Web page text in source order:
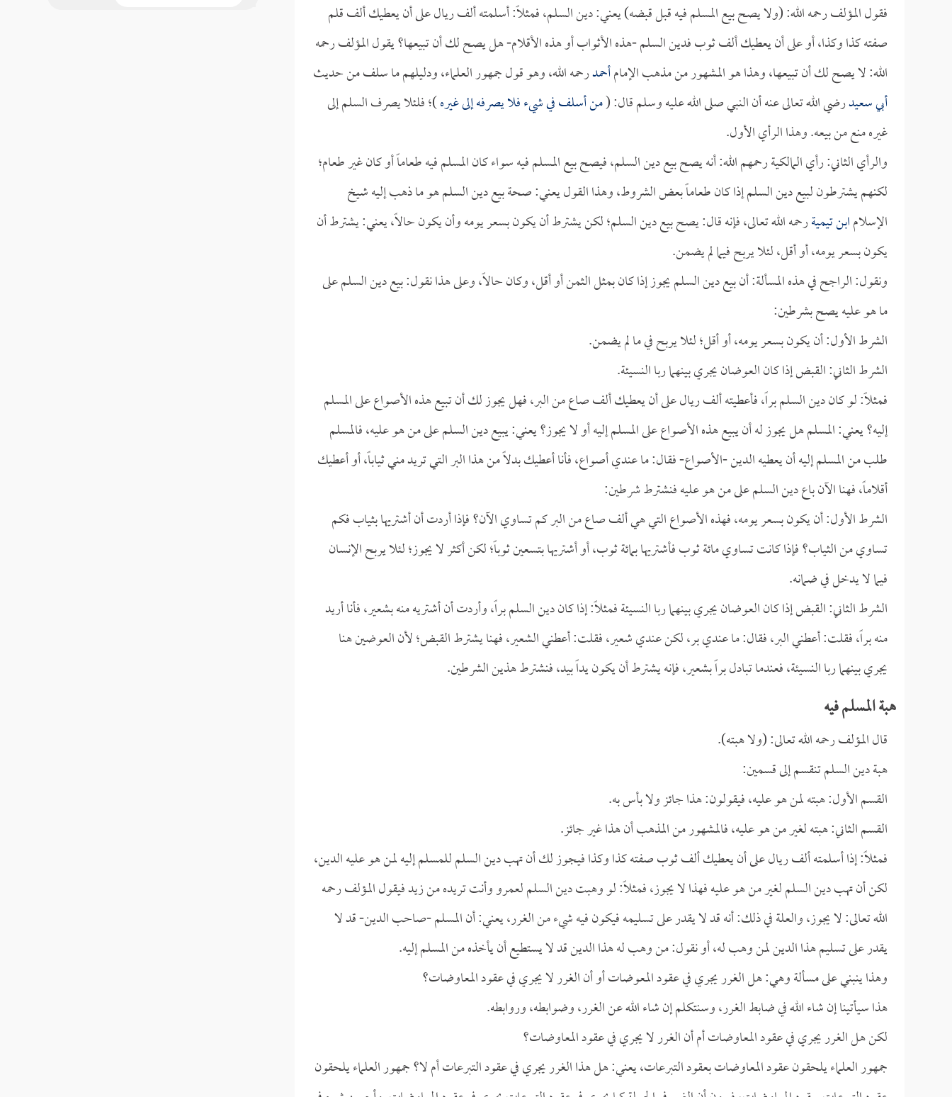
فقول المؤلف رحمه الله: (ولا يصح بيع المسلم فيه قبل قبضه) يعني: دين السلم، فمثلاً: أسلمته ألف ريال على أن يعطيك ألف قلم
صفته كذا وكذا، أو على أن يعطيك ألف ثوب فدين السلم -هذه الأثواب أو هذه الأقلام- هل يصح لك أن تبيعها؟ يقول المؤلف رحمه
الله: لا يصح لك أن تبيعها، وهذا هو المشهور من مذهب الإمامأحمدرحمه الله، وهو قول جمهور العلماء، ودليلهم ما سلف من حديث
أبي سعيدرضي الله تعالى عنه أن النبي صلى الله عليه وسلم قال: (من أسلف في شيء فلا يصرفه إلى غيره)؛ فلئلا يصرف السلم إلى
غيره منع من بيعه. وهذا الرأي الأول.
والرأي الثاني: رأي المالكية رحمهم الله: أنه يصح بيع دين السلم، فيصح بيع المسلم فيه سواء كان المسلم فيه طعاماً أو كان غير طعام؛
لكنهم يشترطون لبيع دين السلم إذا كان طعاماً بعض الشروط، وهذا القول يعني: صحة بيع دين السلم هو ما ذهب إليه شيخ
الإسلامابن تيميةرحمه الله تعالى، فإنه قال: يصح بيع دين السلم؛ لكن يشترط أن يكون بسعر يومه وأن يكون حالاً، يعني: يشترط أن
يكون بسعر يومه، أو أقل، لئلا يربح فيما لم يضمن.
ونقول: الراجح في هذه المسألة: أن بيع دين السلم يجوز إذا كان بمثل الثمن أو أقل، وكان حالاً، وعلى هذا نقول: بيع دين السلم على
ما هو عليه يصح بشرطين:
الشرط الأول: أن يكون بسعر يومه، أو أقل؛ لئلا يربح في ما لم يضمن.
الشرط الثاني: القبض إذا كان العوضان يجري بينهما ربا النسيئة.
فمثلاً: لو كان دين السلم براً، فأعطيته ألف ريال على أن يعطيك ألف صاع من البر، فهل يجوز لك أن تبيع هذه الأصواع على المسلم
إليه؟ يعني: المسلم هل يجوز له أن يبيع هذه الأصواع على المسلم إليه أو لا يجوز؟ يعني: يبيع دين السلم على من هو عليه، فالمسلم
طلب من المسلم إليه أن يعطيه الدين -الأصواع- فقال: ما عندي أصواع، فأنا أعطيك بدلاً من هذا البر التي تريد مني ثياباً، أو أعطيك
أقلاماً، فهنا الآن باع دين السلم على من هو عليه فنشترط شرطين:
الشرط الأول: أن يكون بسعر يومه، فهذه الأصواع التي هي ألف صاع من البر كم تساوي الآن؟ فإذا أردت أن أشتريها بثياب فكم
تساوي من الثياب؟ فإذا كانت تساوي مائة ثوب فأشتريها بمائة ثوب، أو أشتريها بتسعين ثوباً؛ لكن أكثر لا يجوز؛ لئلا يربح الإنسان
فيما لا يدخل في ضمانه.
الشرط الثاني: القبض إذا كان العوضان يجري بينهما ربا النسيئة فمثلاً: إذا كان دين السلم براً، وأردت أن أشتريه منه بشعير، فأنا أريد
منه براً، فقلت: أعطني البر، فقال: ما عندي بر، لكن عندي شعير، فقلت: أعطني الشعير، فهنا يشترط القبض؛ لأن العوضين هنا
يجري بينهما ربا النسيئة، فعندما تبادل براً بشعير، فإنه يشترط أن يكون يداً بيد، فنشترط هذين الشرطين.
هبة المسلم فيه
قال المؤلف رحمه الله تعالى: (ولا هبته).
هبة دين السلم تنقسم إلى قسمين:
القسم الأول: هبته لمن هو عليه، فيقولون: هذا جائز ولا بأس به.
القسم الثاني: هبته لغير من هو عليه، فالمشهور من المذهب أن هذا غير جائز.
فمثلاً: إذا أسلمته ألف ريال على أن يعطيك ألف ثوب صفته كذا وكذا فيجوز لك أن تهب دين السلم للمسلم إليه لمن هو عليه الدين،
لكن أن تهب دين السلم لغير من هو عليه فهذا لا يجوز، فمثلاً: لو وهبت دين السلم لعمرو وأنت تريده من زيد فيقول المؤلف رحمه
الله تعالى: لا يجوز، والعلة في ذلك: أنه قد لا يقدر على تسليمه فيكون فيه شيء من الغرر، يعني: أن المسلم -صاحب الدين- قد لا
يقدر على تسليم هذا الدين لمن وهب له، أو نقول: من وهب له هذا الدين قد لا يستطيع أن يأخذه من المسلم إليه.
وهذا ينبني على مسألة وهي: هل الغرر يجري في عقود المعوضات أو أن الغرر لا يجري في عقود المعاوضات؟
هذا سيأتينا إن شاء الله في ضابط الغرر، وسنتكلم إن شاء الله عن الغرر، وضوابطه، وروابطه.
لكن هل الغرر يجري في عقود المعاوضات أم أن الغرر لا يجري في عقود المعاوضات؟
جمهور العلماء يلحقون عقود المعاوضات بعقود التبرعات، يعني: هل هذا الغرر يجري في عقود التبرعات أم لا؟ جمهور العلماء يلحقون